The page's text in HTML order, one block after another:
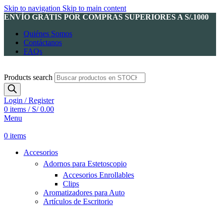
Skip to navigation Skip to main content
ENVÍO GRATIS POR COMPRAS SUPERIORES A S/.1000
Quiénes Somos
Contáctanos
FAQs
Products search
Login / Register
0 items / S/0.00
Menu
0 items
Accesorios
Adornos para Estetoscopio
Accesorios Enrollables
Clips
Aromatizadores para Auto
Artículos de Escritorio